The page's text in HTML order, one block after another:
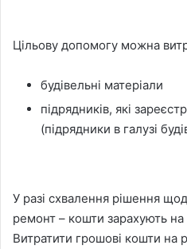
Цільову допомогу можна
будівельні матеріали
підрядників, які
(підрядники в галузі
У разі схвалення рішення
ремонт – кошти зарахують на
Витратити грошові кошти